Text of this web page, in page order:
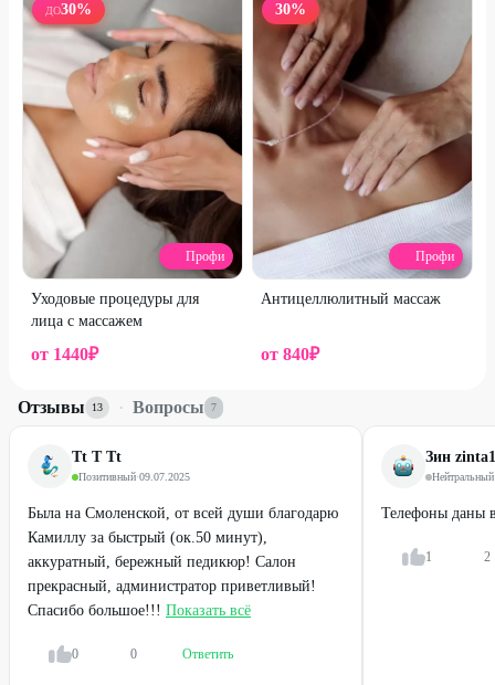
ДО30%
Профи
Уходовые процедуры для
лица с массажем
от 1440₽
30%
Профи
Антицеллюлитный массаж
от 840₽
Отзывы 13 · Вопросы 7
Tt T Tt
Позитивный·09.07.2025
Была на Смоленской, от всей души благодарю
Камиллу за быстрый (ок.50 минут),
аккуратный, бережный педикюр! Салон
прекрасный, администратор приветливый!
Спасибо большое!!! Показать всё
0 0 Ответить
Зин
Нейтральный
Телефоны даны
1 2